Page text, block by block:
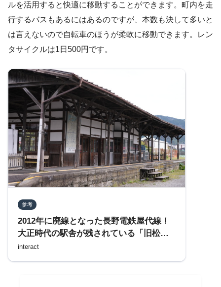
ルを活用すると快適に移動することができます。町内を走
行するバスもあるにはあるのですが、本数も決して多いと
は言えないので自転車のほうが柔軟に移動できます。レン
タサイクルは1日500円です。
参考
2012年に廃線となった長野電鉄屋代線！
大正時代の駅舎が残されている「旧松代
駅」を訪れる
interact